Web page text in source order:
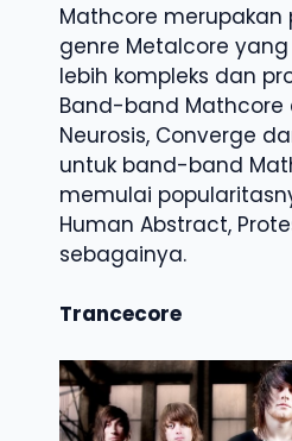
Mathcore
genre Metalcore
lebih kompleks dan
Band-band Mathcore
Neurosis, Converge
untuk band-band
memulai
Human Abstract,
sebagainya.
Trancecore